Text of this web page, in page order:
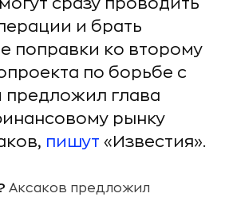
сразу проводить
и брать
поправки ко второму
по борьбе с
глава
рынку
пишут «Известия».
Аксаков предложил